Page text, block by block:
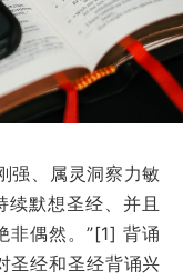
强、属灵洞察力敏
默想圣经、并且
非偶然。”[1] 背诵
圣经和圣经背诵兴